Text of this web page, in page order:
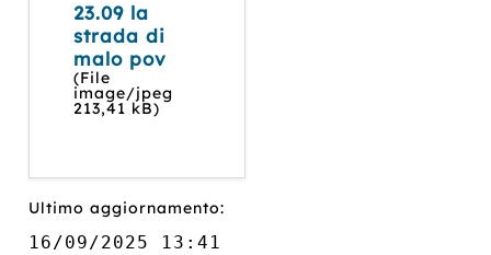
23.09 la
strada di
malo pov
(File
image/jpeg
213,41 kB)
Ultimo aggiornamento:
16/09/2025 13:41